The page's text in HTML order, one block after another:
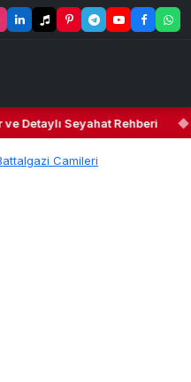
Detaylı Seyahat Rehberi ◆
Camileri